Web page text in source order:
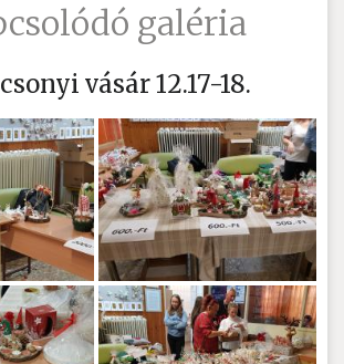
galéria
vásár 12.17-18.